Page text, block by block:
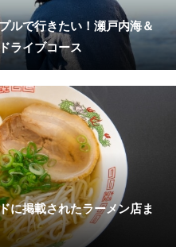
ルで行きたい！瀬戸内海＆
ライブコース
に掲載されたラーメン店ま